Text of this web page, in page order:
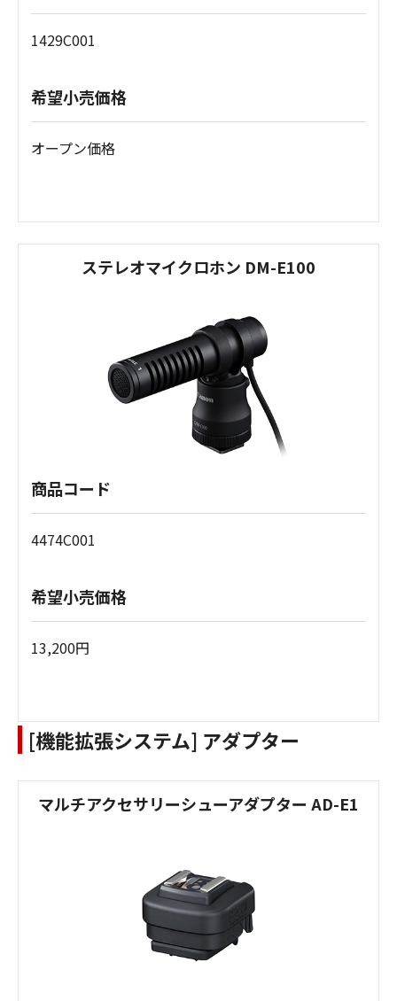
1429C001
希望小売価格
オープン価格
ステレオマイクロホン DM-E100
商品コード
4474C001
希望小売価格
13,200円
[機能拡張システム] アダプター
マルチアクセサリーシューアダプター AD-E1